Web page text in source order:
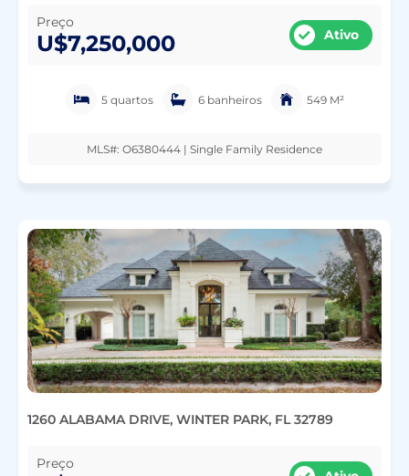
Preço
U$7,250,000 Ativo
5 quartos 6 banheiros 549 M²
MLS#: O6380444 | Single Family Residence
1260 ALABAMA DRIVE, WINTER PARK, FL 32789
Preço